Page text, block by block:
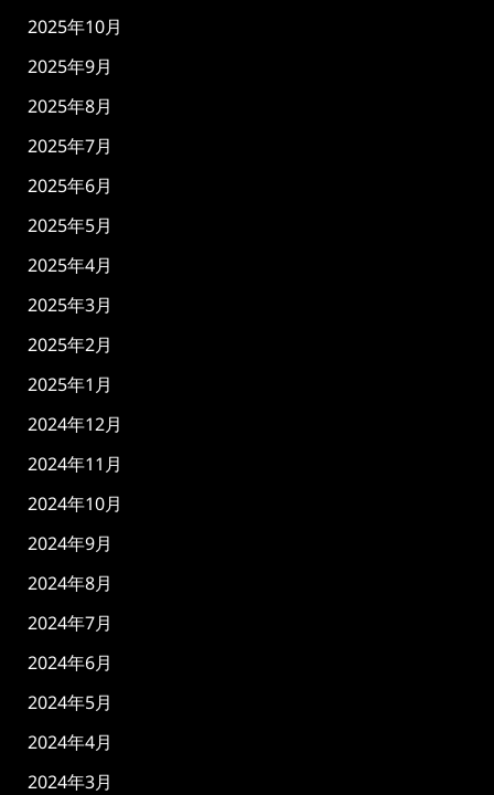
2025年10月
2025年9月
2025年8月
2025年7月
2025年6月
2025年5月
2025年4月
2025年3月
2025年2月
2025年1月
2024年12月
2024年11月
2024年10月
2024年9月
2024年8月
2024年7月
2024年6月
2024年5月
2024年4月
2024年3月